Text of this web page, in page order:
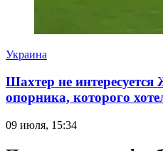
Украина
Шахтер не
опорника, которого
09 июля, 15:34